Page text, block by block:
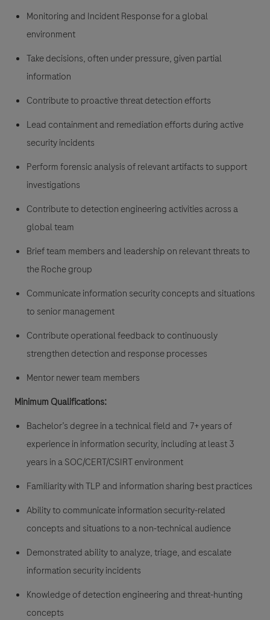
Monitoring and Incident Response for a global
environment
Take decisions, often under pressure, given partial
information
Contribute to proactive threat detection efforts
Lead containment and remediation efforts during active
security incidents
Perform forensic analysis of relevant artifacts to support
investigations
Contribute to detection engineering activities across a
global team
Brief team members and leadership on relevant threats to
the Roche group
Communicate information security concepts and situations
to senior management
Contribute operational feedback to continuously
strengthen detection and response processes
Mentor newer team members
Minimum Qualifications:
Bachelor’s degree in a technical field and 7+ years of
experience in information security, including at least 3
years in a SOC/CERT/CSIRT environment
Familiarity with TLP and information sharing best practices
Ability to communicate information security-related
concepts and situations to a non-technical audience
Demonstrated ability to analyze, triage, and escalate
information security incidents
Knowledge of detection engineering and threat-hunting
concepts